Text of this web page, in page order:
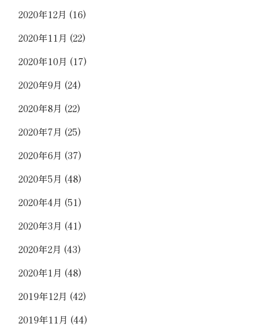
2020年12月 (16)
2020年11月 (22)
2020年10月 (17)
2020年9月 (24)
2020年8月 (22)
2020年7月 (25)
2020年6月 (37)
2020年5月 (48)
2020年4月 (51)
2020年3月 (41)
2020年2月 (43)
2020年1月 (48)
2019年12月 (42)
2019年11月 (44)